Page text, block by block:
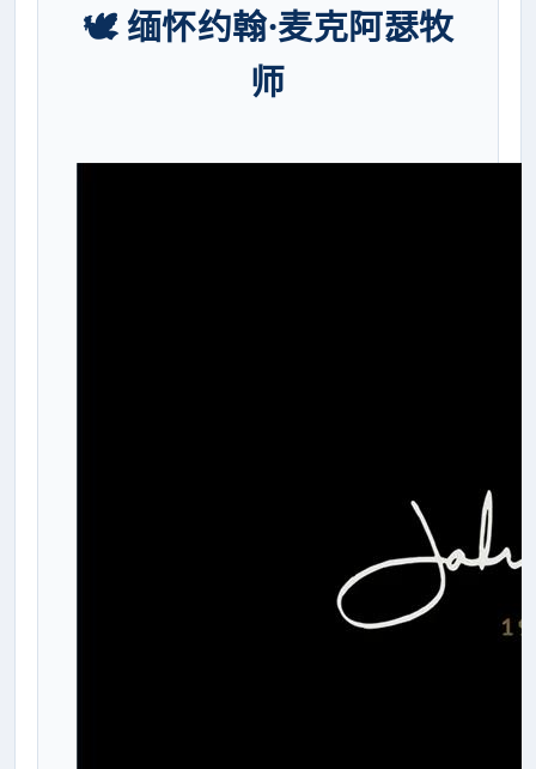
🕊️ 缅怀约翰·麦克阿瑟牧
师